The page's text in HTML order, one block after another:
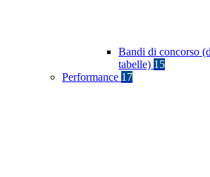
Bandi di concorso
tabelle) 15
Performance 17